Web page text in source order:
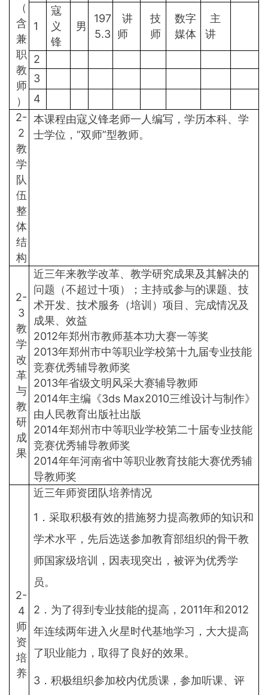
（
含
兼
职
教
师
）
1
寇
义
锋
男
197
5.3
讲
师
技
师
数字
媒体
主
讲
2
3
4
2-
2
教
学
队
伍
整
体
结
构
本课程由寇义锋老师一人编写，学历本科、学
士学位，“双师”型教师。
2-
3
教
学
改
革
与
教
研
成
果
近三年来教学改革、教学研究成果及其解决的
问题（不超过十项）；主持或参与的课题、技
术开发、技术服务（培训）项目、完成情况及
成果、效益
2012年郑州市教师基本功大赛一等奖
2013年郑州市中等职业学校第十九届专业技能
竞赛优秀辅导教师奖
2013年省级文明风采大赛辅导教师
2014年主编《3ds Max2010三维设计与制作》
由人民教育出版社出版
2014年郑州市中等职业学校第二十届专业技能
竞赛优秀辅导教师奖
2014年年河南省中等职业教育技能大赛优秀辅
导教师奖
2-
4
师
资
培
养
近三年师资团队培养情况
1．采取积极有效的措施努力提高教师的知识和
学术水平，先后选送参加教育部组织的骨干教
师国家级培训，因表现突出，被评为优秀学
员。
2．为了得到专业技能的提高，2011年和2012
年连续两年进入火星时代基地学习，大大提高
了职业能力，取得了良好的效果。
3．积极组织参加校内优质课，参加听课、评